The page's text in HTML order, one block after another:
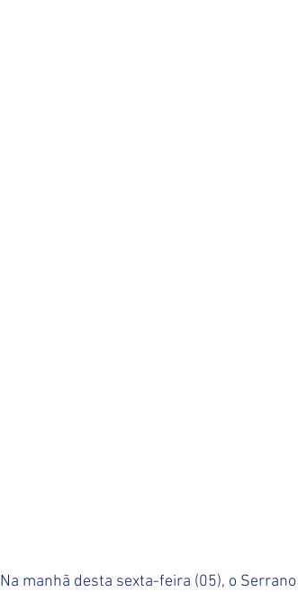
Na manhã desta sexta-feira (05), o